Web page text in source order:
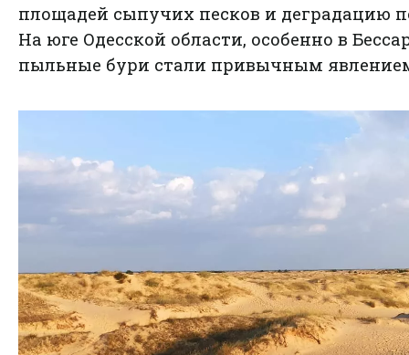
площадей сыпучих песков и деградацию
На юге Одесской области, особенно в
пыльные бури стали привычным